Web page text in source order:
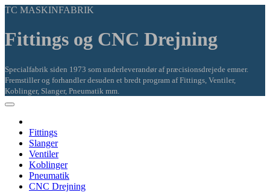
TC MASKINFABRIK
Fittings og CNC Drejning
Specialfabrik siden 1973 som underleverandør af præcisionsdrejede emner.
Fremstiller og forhandler desuden et bredt program af Fittings, Ventiler,
Koblinger, Slanger, Pneumatik mm.
Fittings
Slanger
Ventiler
Koblinger
Pneumatik
CNC Drejning